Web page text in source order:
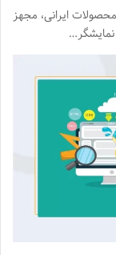
ایرانی، مجهز